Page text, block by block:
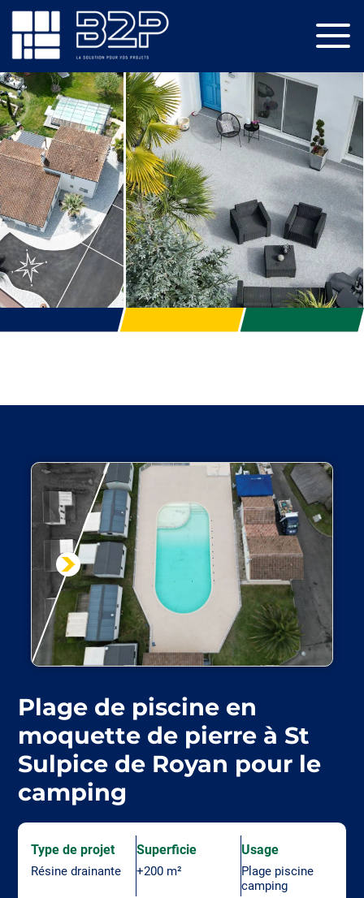
Plage de piscine en
moquette de pierre à St
Sulpice de Royan pour le
camping
Type de projet
Résine drainante
Superficie
+200 m²
Usage
Plage piscine
camping